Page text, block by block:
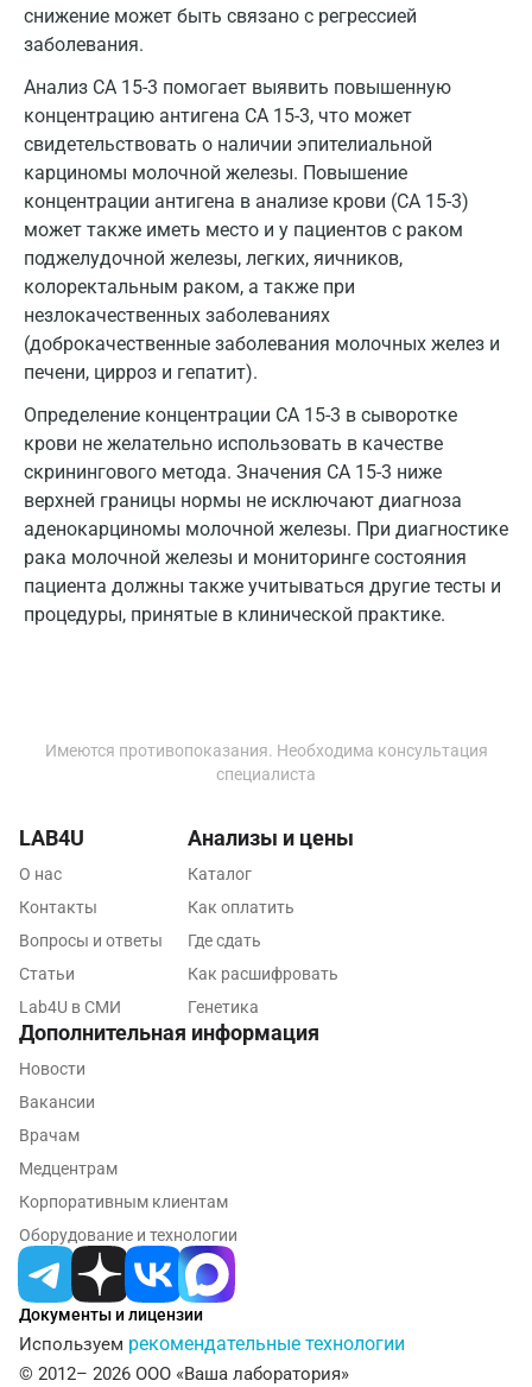
снижение может быть связано с регрессией
заболевания.
Анализ СА 15-3 помогает выявить повышенную
концентрацию антигена СА 15-3, что может
свидетельствовать о наличии эпителиальной
карциномы молочной железы. Повышение
концентрации антигена в анализе крови (СА 15-3)
может также иметь место и у пациентов с раком
поджелудочной железы, легких, яичников,
колоректальным раком, а также при
незлокачественных заболеваниях
(доброкачественные заболевания молочных желез и
печени, цирроз и гепатит).
Определение концентрации CA 15-3 в сыворотке
крови не желательно использовать в качестве
скринингового метода. Значения СА 15-3 ниже
верхней границы нормы не исключают диагноза
аденокарциномы молочной железы. При диагностике
рака молочной железы и мониторинге состояния
пациента должны также учитываться другие тесты и
процедуры, принятые в клинической практике.
Истра
Йошкар-Ола
Калининград
Калуга
Кемерово
Ковров
Коломна
Королев
Котельники
Красногорск
Краснодар
Красноярск
Курск
Мурино
Мытищи
Набережные Челны
Наро-Фоминск
Новокузнецк
Новороссийск
Новосибирск
Ногинск
Имеются противопоказания. Необходима консультация
специалиста
Документы и лицензии
Используем рекомендательные технологии
© 2012– 2026 ООО «Ваша лаборатория»
LAB4U
О нас
Контакты
Вопросы и ответы
Статьи
Lab4U в СМИ
Анализы и цены
Каталог
Как оплатить
Где сдать
Как расшифровать
Генетика
Дополнительная информация
Новости
Вакансии
Врачам
Медцентрам
Корпоративным клиентам
Оборудование и технологии